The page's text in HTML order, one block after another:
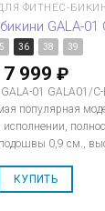
ФИТНЕС-
GALA-01
36 38 39
7 999 ₽
01 GALA01/
популярная
0,9 см.,
КУПИТЬ